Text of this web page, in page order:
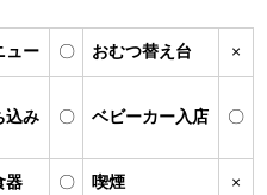
ュー 〇 おむつ替え台 ×
込み 〇 ベビーカー入店 〇
器 〇 喫煙 ×